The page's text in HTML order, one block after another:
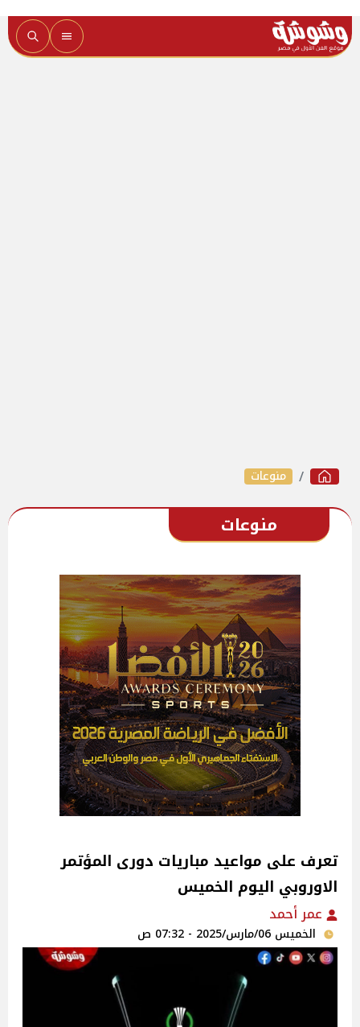
منوعات
منوعات
تعرف على مواعيد مباريات دورى المؤتمر
الاوروبي اليوم الخميس
عمر أحمد
الخميس 06/مارس/2025 - 07:32 ص